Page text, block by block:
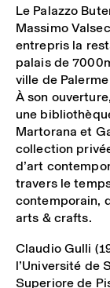
Le Palazzo
Massimo
entrepris la
palais de
ville de
À son
une
Martorana et
collection
d’art
travers le
contemporain,
arts & crafts.
Claudio Gulli
l’Université de
Superiore de